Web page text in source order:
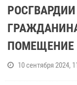
ПОМЕЩЕНИЕ
10 сентября 2024,